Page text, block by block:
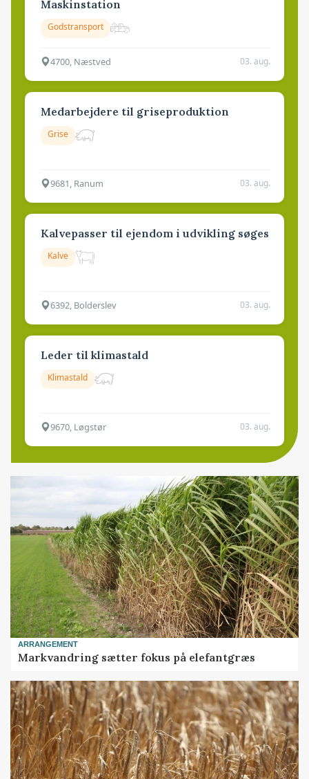
Maskinstation
Godstransport
4700, Næstved 03. aug.
Medarbejdere til griseproduktion
Grise
9681, Ranum 03. aug.
Kalvepasser til ejendom i udvikling søges
Kalve
6392, Bolderslev 03. aug.
Leder til klimastald
Klimastald
9670, Løgstør 03. aug.
ARRANGEMENT
Markvandring sætter fokus på elefantgræs